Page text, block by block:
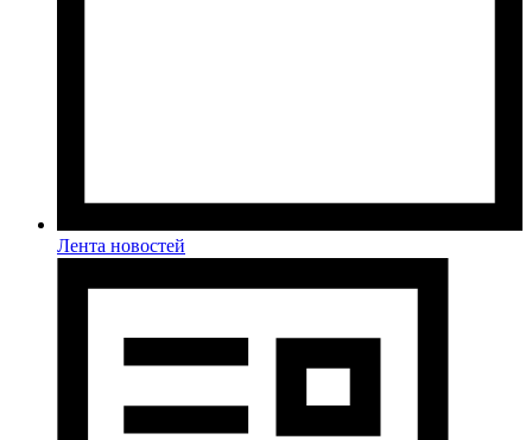
Лента новостей